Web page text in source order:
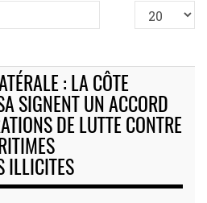
Afficher
#
: LA CÔTE
SIGNENT UN ACCORD
DE LUTTE CONTRE
ILLICITES